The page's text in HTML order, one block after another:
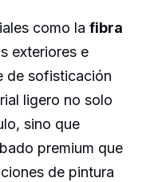
como la fibra
exteriores e
de sofisticación
ligero no solo
sino que
premium que
de pintura